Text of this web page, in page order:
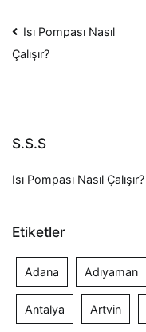
Yazı
gezinmesi
Isı Pompası Nasıl
Çalışır?
S.S.S
Isı Pompası Nasıl Çalışır?
Etiketler
Adana Adıyaman
Antalya Artvin